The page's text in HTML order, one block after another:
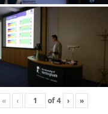
« ‹ of4 › »